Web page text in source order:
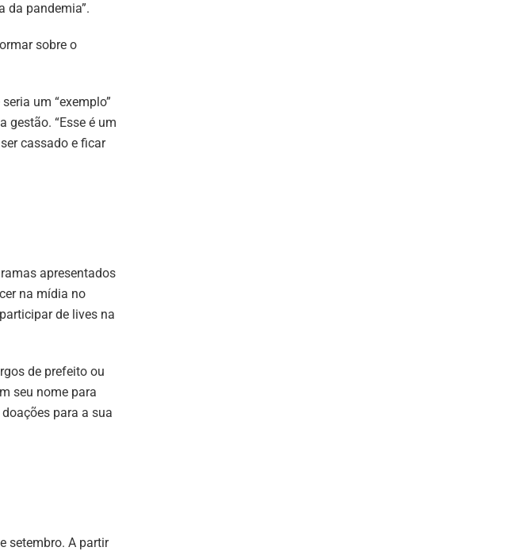
da pandemia”.
sobre o
um “exemplo”
gestão. “Esse é um
cassado e ficar
apresentados
na mídia no
de lives na
de prefeito ou
seu nome para
para a sua
setembro. A partir